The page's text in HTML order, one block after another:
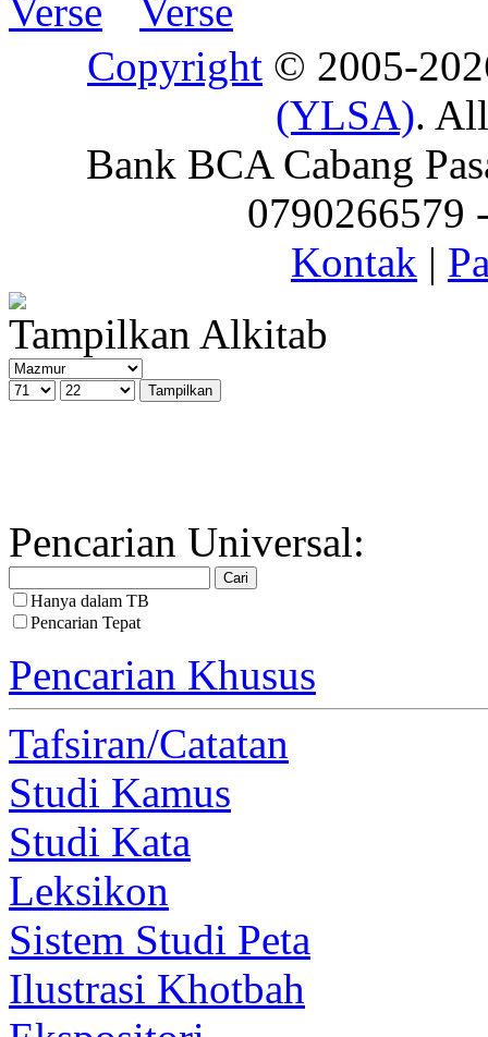
Copyright © 2005-
(YLSA).
Bank BCA Cabang
0790266579
Kontak |
Tampilkan Alkitab
Pencarian Universal:
Hanya dalam TB
Pencarian Tepat
Pencarian Khusus
Tafsiran/Catatan
Studi Kamus
Studi Kata
Leksikon
Sistem Studi Peta
Ilustrasi Khotbah